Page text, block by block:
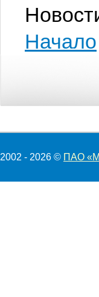
Начало
2002 - 2026 © ПАО